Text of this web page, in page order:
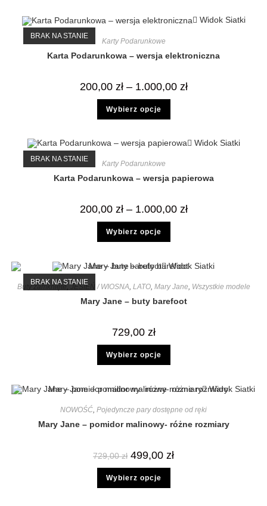
BRAK NA STANIE
Widok Siatki
Karty Podarunkowe
Karta Podarunkowa – wersja elektroniczna
200,00 zł – 1.000,00 zł
Wybierz opcje
BRAK NA STANIE
Widok Siatki
Karty Podarunkowe
Karta Podarunkowa – wersja papierowa
200,00 zł – 1.000,00 zł
Wybierz opcje
BRAK NA STANIE
Widok Siatki
Buty zamknięte,JESIEŃ / WIOSNA, LATO, Mary Jane, Wszystkie modele
Mary Jane – buty barefoot
729,00 zł
Wybierz opcje
Widok Siatki
NOWOŚĆ, Pojedyncze pary dostępne od ręki
Mary Jane – pomidor malinowy- różne rozmiary
729,00zł 499,00 zł
Wybierz opcje